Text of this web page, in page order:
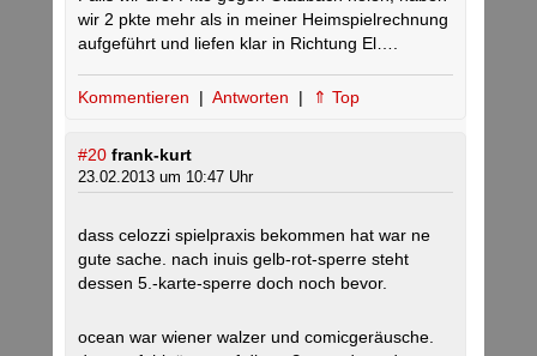
wir 2 pkte mehr als in meiner Heimspielrechnung
aufgeführt und liefen klar in Richtung El….
Kommentieren | Antworten | ⇑ Top
#20 frank-kurt
23.02.2013 um 10:47 Uhr
dass celozzi spielpraxis bekommen hat war ne
gute sache. nach inuis gelb-rot-sperre steht
dessen 5.-karte-sperre doch noch bevor.
ocean war wiener walzer und comicgeräusche.